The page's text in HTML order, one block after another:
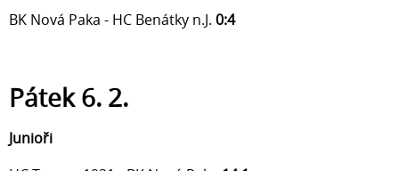
BK Nová Paka - HC Benátky n.J. 0:4
Pátek 6. 2.
Junioři